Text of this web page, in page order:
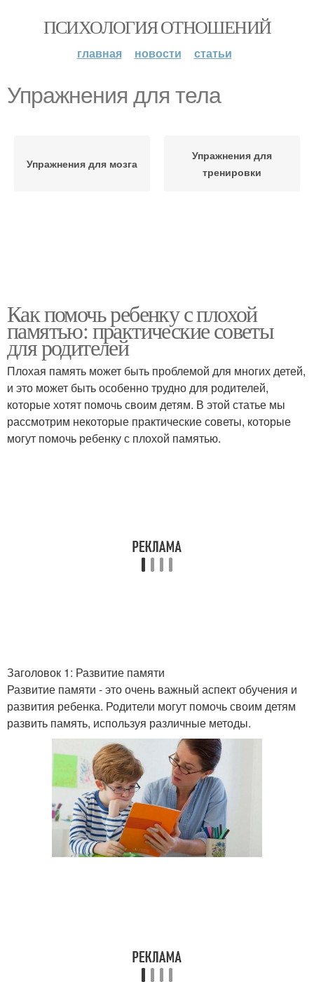
ПСИХОЛОГИЯ ОТНОШЕНИЙ
главная новости статьи
Упражнения для тела
Упражнения для мозга
Упражнения для
тренировки
Как помочь ребенку с плохой
памятью: практические советы
для родителей
Плохая память может быть проблемой для многих детей,
и это может быть особенно трудно для родителей,
которые хотят помочь своим детям. В этой статье мы
рассмотрим некоторые практические советы, которые
могут помочь ребенку с плохой памятью.
Заголовок 1: Развитие памяти
Развитие памяти - это очень важный аспект обучения и
развития ребенка. Родители могут помочь своим детям
развить память, используя различные методы.